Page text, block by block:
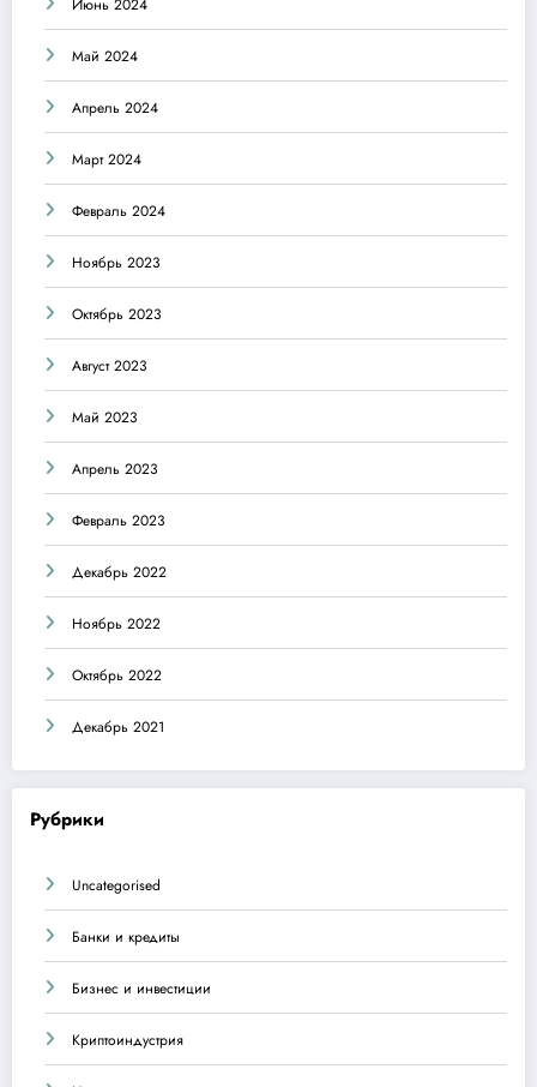
Июнь 2024
Май 2024
Апрель 2024
Март 2024
Февраль 2024
Ноябрь 2023
Октябрь 2023
Август 2023
Май 2023
Апрель 2023
Февраль 2023
Декабрь 2022
Ноябрь 2022
Октябрь 2022
Декабрь 2021
Рубрики
Uncategorised
Банки и кредиты
Бизнес и инвестиции
Криптоиндустрия